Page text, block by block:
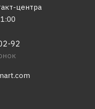
центра
92